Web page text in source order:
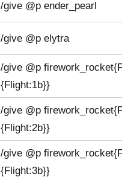
/give @p ender_pearl
/give @p elytra
/give @p
{Flight:1b}}
/give @p
{Flight:2b}}
/give @p
{Flight:3b}}